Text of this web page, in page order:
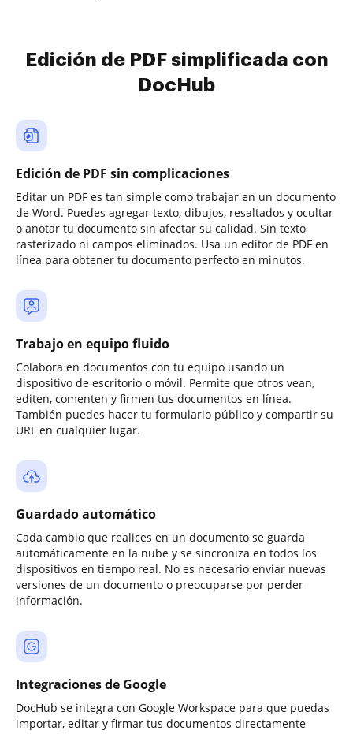
Edición de PDF simplificada con
DocHub
Edición de PDF sin complicaciones
Editar un PDF es tan simple como trabajar en un documento
de Word. Puedes agregar texto, dibujos, resaltados y ocultar
o anotar tu documento sin afectar su calidad. Sin texto
rasterizado ni campos eliminados. Usa un editor de PDF en
línea para obtener tu documento perfecto en minutos.
Trabajo en equipo fluido
Colabora en documentos con tu equipo usando un
dispositivo de escritorio o móvil. Permite que otros vean,
editen, comenten y firmen tus documentos en línea.
También puedes hacer tu formulario público y compartir su
URL en cualquier lugar.
Guardado automático
Cada cambio que realices en un documento se guarda
automáticamente en la nube y se sincroniza en todos los
dispositivos en tiempo real. No es necesario enviar nuevas
versiones de un documento o preocuparse por perder
información.
Integraciones de Google
DocHub se integra con Google Workspace para que puedas
importar, editar y firmar tus documentos directamente